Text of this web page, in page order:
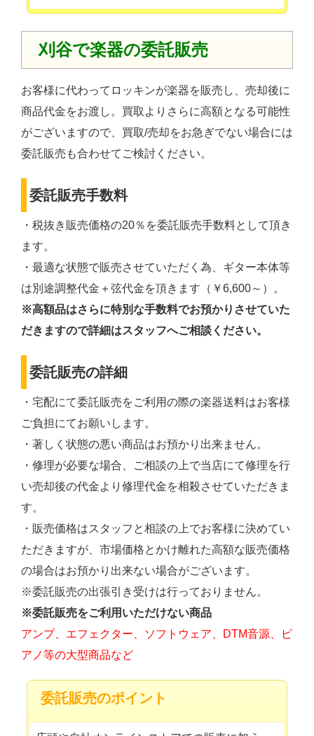
刈谷で楽器の委託販売
お客様に代わってロッキンが楽器を販売し、売却後に
商品代金をお渡し。買取よりさらに高額となる可能性
がございますので、買取/売却をお急ぎでない場合には
委託販売も合わせてご検討ください。
委託販売手数料
・税抜き販売価格の20％を委託販売手数料として頂き
ます。
・最適な状態で販売させていただく為、ギター本体等
は別途調整代金＋弦代金を頂きます（￥6,600～）。
※高額品はさらに特別な手数料でお預かりさせていた
だきますので詳細はスタッフへご相談ください。
委託販売の詳細
・宅配にて委託販売をご利用の際の楽器送料はお客様
ご負担にてお願いします。
・著しく状態の悪い商品はお預かり出来ません。
・修理が必要な場合、ご相談の上で当店にて修理を行
い売却後の代金より修理代金を相殺させていただきま
す。
・販売価格はスタッフと相談の上でお客様に決めてい
ただきますが、市場価格とかけ離れた高額な販売価格
の場合はお預かり出来ない場合がございます。
※委託販売の出張引き受けは行っておりません。
※委託販売をご利用いただけない商品
アンプ、エフェクター、ソフトウェア、DTM音源、ピ
アノ等の大型商品など
委託販売のポイント